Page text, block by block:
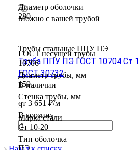
Диаметр оболочки
280
ГОСТ несущей трубы
10706
Диаметр трубы, мм
159
Стенка трубы, мм
5
Марка стали
Ст 10-20
Тип оболочка
Можно с вашей трубой
Трубы стальные ППУ ПЭ
Труба ППУ ПЭ ГОСТ 10704 Ст
ГОСТ 30732
В наличии
от 3 651 ₽/м
В корзину